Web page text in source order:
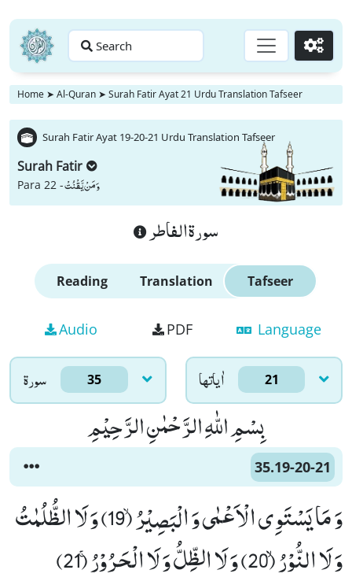
Search Go
Home ➤ Al-Quran ➤ Surah Fatir Ayat 21 Urdu Translation Tafseer
Surah Fatir Ayat 19-20-21 Urdu Translation Tafseer
Surah Fatir
Para 22 -وَ مَنْ یَّقْنُتْ
سورة الفاطر
Reading Translation Tafseer
Audio PDF Language
سورۃ 35 اٰياتها 21
بِسْمِ اللّٰهِ الرَّحْمٰنِ الرَّحِیْمِ
35.19-20-21
وَ مَا یَسْتَوِی الْاَعْمٰى وَ الْبَصِیْرُۙ (19) وَ لَا الظُّلُمٰتُ
وَ لَا النُّوْرُۙۙ (20) وَ لَا الظِّلُّ وَ لَا الْحَرُوْرُۚ (21)